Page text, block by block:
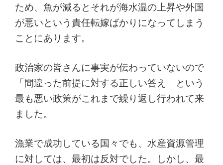
ため、魚が減るとそれが海水温の上昇や外国
が悪いという責任転嫁ばかりになってしまう
ことにあります。
政治家の皆さんに事実が伝わっていないので
「間違った前提に対する正しい答え」という
最も悪い政策がこれまで繰り返し行われて来
ました。
漁業で成功している国々でも、水産資源管理
に対しては、最初は反対でした。しかし、最